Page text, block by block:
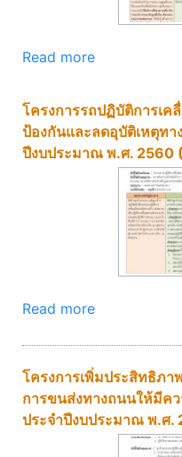
Read more
โครงการรถปฏิบัติการเค
ป้องกันและลดอุบัติเหตุท
ปีงบประมาณ พ.ศ. 2560
Read more
โครงการเพิ่มประสิทธิภ
การขนส่งทางถนนให้มีค
ประจำปีงบประมาณ พ.ศ.